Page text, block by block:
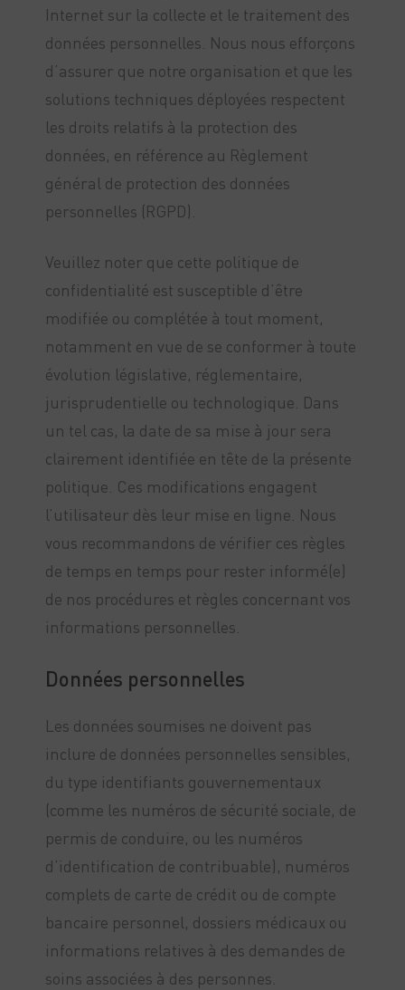
Internet sur la collecte et le traitement des
données personnelles. Nous nous efforçons
d’assurer que notre organisation et que les
solutions techniques déployées respectent
les droits relatifs à la protection des
données, en référence au Règlement
général de protection des données
personnelles (RGPD).
Veuillez noter que cette politique de
confidentialité est susceptible d’être
modifiée ou complétée à tout moment,
notamment en vue de se conformer à toute
évolution législative, réglementaire,
jurisprudentielle ou technologique. Dans
un tel cas, la date de sa mise à jour sera
clairement identifiée en tête de la présente
politique. Ces modifications engagent
l’utilisateur dès leur mise en ligne. Nous
vous recommandons de vérifier ces règles
de temps en temps pour rester informé(e)
de nos procédures et règles concernant vos
informations personnelles.
Données personnelles
Les données soumises ne doivent pas
inclure de données personnelles sensibles,
du type identifiants gouvernementaux
(comme les numéros de sécurité sociale, de
permis de conduire, ou les numéros
d’identification de contribuable), numéros
complets de carte de crédit ou de compte
bancaire personnel, dossiers médicaux ou
informations relatives à des demandes de
soins associées à des personnes.